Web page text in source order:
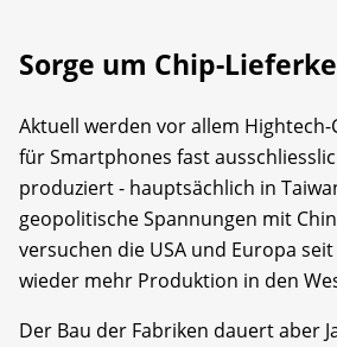
Sorge um Chip-
Aktuell werden vor allem Hightech-
für Smartphones fast
produziert - hauptsächlich in
geopolitische Spannungen mit
versuchen die USA und Europa
wieder mehr Produktion in den
Der Bau der Fabriken dauert aber